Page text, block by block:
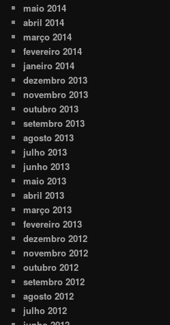
maio 2014
abril 2014
março 2014
fevereiro 2014
janeiro 2014
dezembro 2013
novembro 2013
outubro 2013
setembro 2013
agosto 2013
julho 2013
junho 2013
maio 2013
abril 2013
março 2013
fevereiro 2013
dezembro 2012
novembro 2012
outubro 2012
setembro 2012
agosto 2012
julho 2012